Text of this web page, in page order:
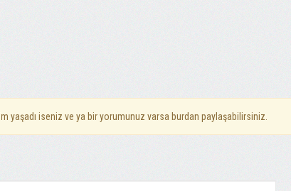
yaşadı iseniz ve ya bir yorumunuz varsa burdan paylaşabilirsiniz.